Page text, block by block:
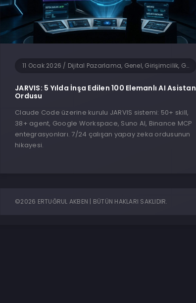
11 Ocak 2026 / Dijital Pazarlama, Genel, Girişimcilik, Güncel Haberler, Sosyal Medya, Teknoloji, Yapay Zeka, Yazılım
JARVIS: 5 Yılda İnşa Edilen 100 Elemanlı AI Asistan
Ordusu
Claude Code üzerine kurulu JARVIS sistemi: 50+ skill,
38+ agent, Google Workspace, Suno AI, Binance MCP
entegrasyonları. 7/24 çalışan yapay zeka ordusunun
hikayesi.
©2026 ERTUĞRUL AKBEN | BÜTÜN HAKLARI SAKLIDIR.